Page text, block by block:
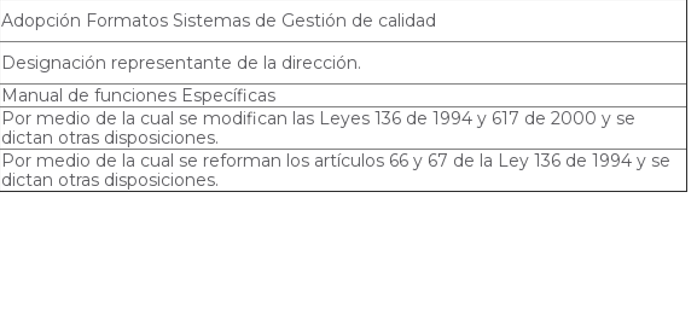
Adopción Formatos Sistemas de Gestión de calidad
Designación representante de la dirección.
Manual de funciones Específicas
Por medio de la cual se modifican las Leyes 136 de 1994 y 617 de 2000 y se
dictan otras disposiciones.
Por medio de la cual se reforman los artículos 66 y 67 de la Ley 136 de 1994 y se
dictan otras disposiciones.